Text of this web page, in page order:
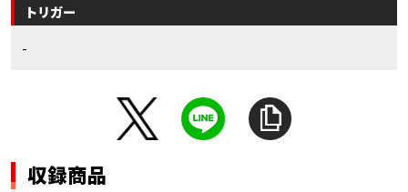
トリガー
-
収録商品